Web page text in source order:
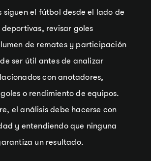
siguen el fútbol desde el lado de
revisar goles
de remates y participación
ser útil antes de analizar
con anotadores,
o rendimiento de equipos.
el análisis debe hacerse con
y entendiendo que ninguna
un resultado.